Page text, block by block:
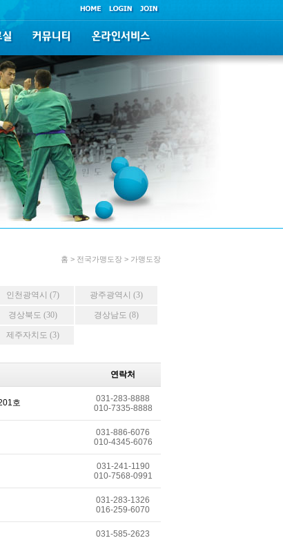
홈 > 전국가맹도장 > 가맹도장
인천광역시 (7) 광주광역시 (3)
경상북도 (30) 경상남도 (8)
제주자치도 (3)
연락처
호
031-283-8888
010-7335-8888
031-886-6076
010-4345-6076
031-241-1190
010-7568-0991
031-283-1326
016-259-6070
031-585-2623